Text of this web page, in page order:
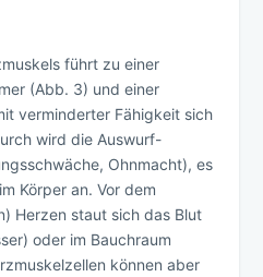
führt zu einer
(Abb. 3) und einer
verminderter Fähigkeit sich
wird die Auswurf-
Ohnmacht), es
Körper an. Vor dem
Herzen staut sich das Blut
oder im Bauchraum
können aber